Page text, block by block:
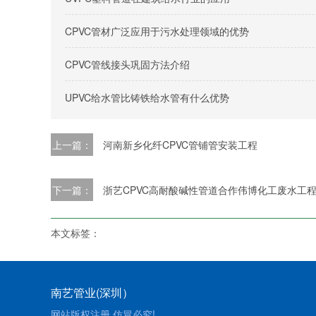
CPVC管材广泛应用于污水处理领域的优势
CPVC管线接头巩固方法介绍
UPVC给水管比铸铁给水管有什么优势
上一篇： 河南新乡化纤CPVC管铺管安装工程
下一篇： 浙艺CPVC高耐酸碱性管道合作伟博化工废水工程
本文标签：
南艺管业(深圳）